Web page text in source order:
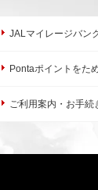
JALマイレージバン
Pontaポイントをた
ご利用案内・お手続